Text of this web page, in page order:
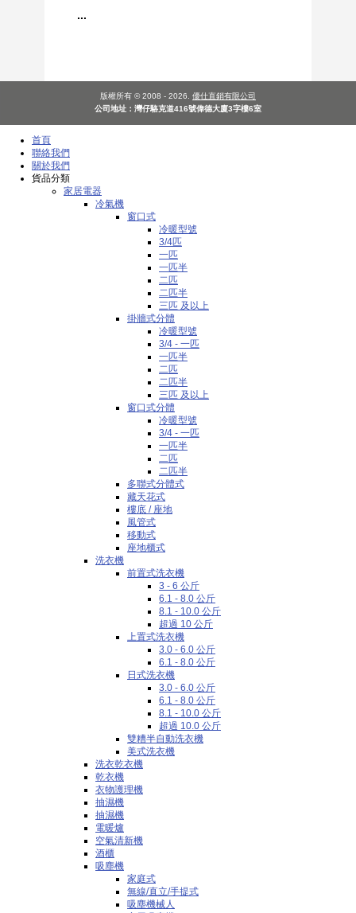
...
版權所有 © 2008 - 2026. 優仕直銷有限公司
公司地址：灣仔駱克道416號偉德大廈3字樓6室
首頁
聯絡我們
關於我們
貨品分類
家居電器
冷氣機
窗口式
冷暖型號
3/4匹
一匹
一匹半
二匹
二匹半
三匹 及以上
掛牆式分體
冷暖型號
3/4 - 一匹
一匹半
二匹
二匹半
三匹 及以上
窗口式分體
冷暖型號
3/4 - 一匹
一匹半
二匹
二匹半
多聯式分體式
藏天花式
樓底 / 座地
風管式
移動式
座地櫃式
洗衣機
前置式洗衣機
3 - 6 公斤
6.1 - 8.0 公斤
8.1 - 10.0 公斤
超過 10 公斤
上置式洗衣機
3.0 - 6.0 公斤
6.1 - 8.0 公斤
日式洗衣機
3.0 - 6.0 公斤
6.1 - 8.0 公斤
8.1 - 10.0 公斤
超過 10.0 公斤
雙糟半自動洗衣機
美式洗衣機
洗衣乾衣機
乾衣機
衣物護理機
抽濕機
抽濕機
電暖爐
空氣清新機
酒櫃
吸塵機
家庭式
無線/直立/手提式
吸塵機械人